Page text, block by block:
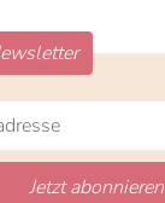
Jetzt abonnieren